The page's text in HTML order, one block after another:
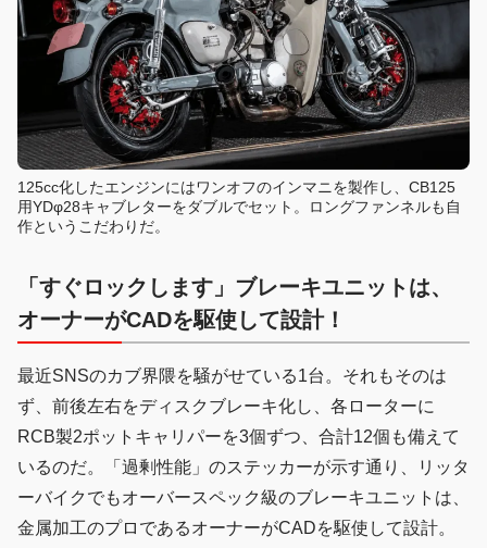
125cc化したエンジンにはワンオフのインマニを製作し、CB125
用YDφ28キャブレターをダブルでセット。ロングファンネルも自
作というこだわりだ。
「すぐロックします」ブレーキユニットは、
オーナーがCADを駆使して設計！
最近SNSのカブ界隈を騒がせている1台。それもそのは
ず、前後左右をディスクブレーキ化し、各ローターに
RCB製2ポットキャリパーを3個ずつ、合計12個も備えて
いるのだ。「過剰性能」のステッカーが示す通り、リッタ
ーバイクでもオーバースペック級のブレーキユニットは、
金属加工のプロであるオーナーがCADを駆使して設計。